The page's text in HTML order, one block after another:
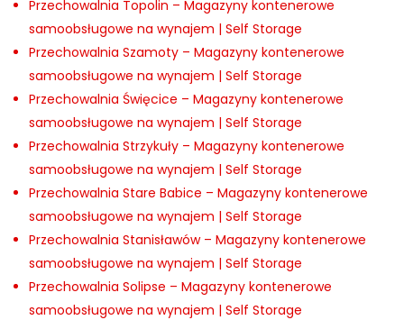
Przechowalnia Topolin – Magazyny kontenerowe
samoobsługowe na wynajem | Self Storage
Przechowalnia Szamoty – Magazyny kontenerowe
samoobsługowe na wynajem | Self Storage
Przechowalnia Święcice – Magazyny kontenerowe
samoobsługowe na wynajem | Self Storage
Przechowalnia Strzykuły – Magazyny kontenerowe
samoobsługowe na wynajem | Self Storage
Przechowalnia Stare Babice – Magazyny kontenerowe
samoobsługowe na wynajem | Self Storage
Przechowalnia Stanisławów – Magazyny kontenerowe
samoobsługowe na wynajem | Self Storage
Przechowalnia Solipse – Magazyny kontenerowe
samoobsługowe na wynajem | Self Storage